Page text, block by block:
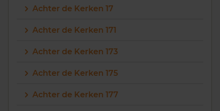
Achter de Kerken 17
Achter de Kerken 171
Achter de Kerken 173
Achter de Kerken 175
Achter de Kerken 177